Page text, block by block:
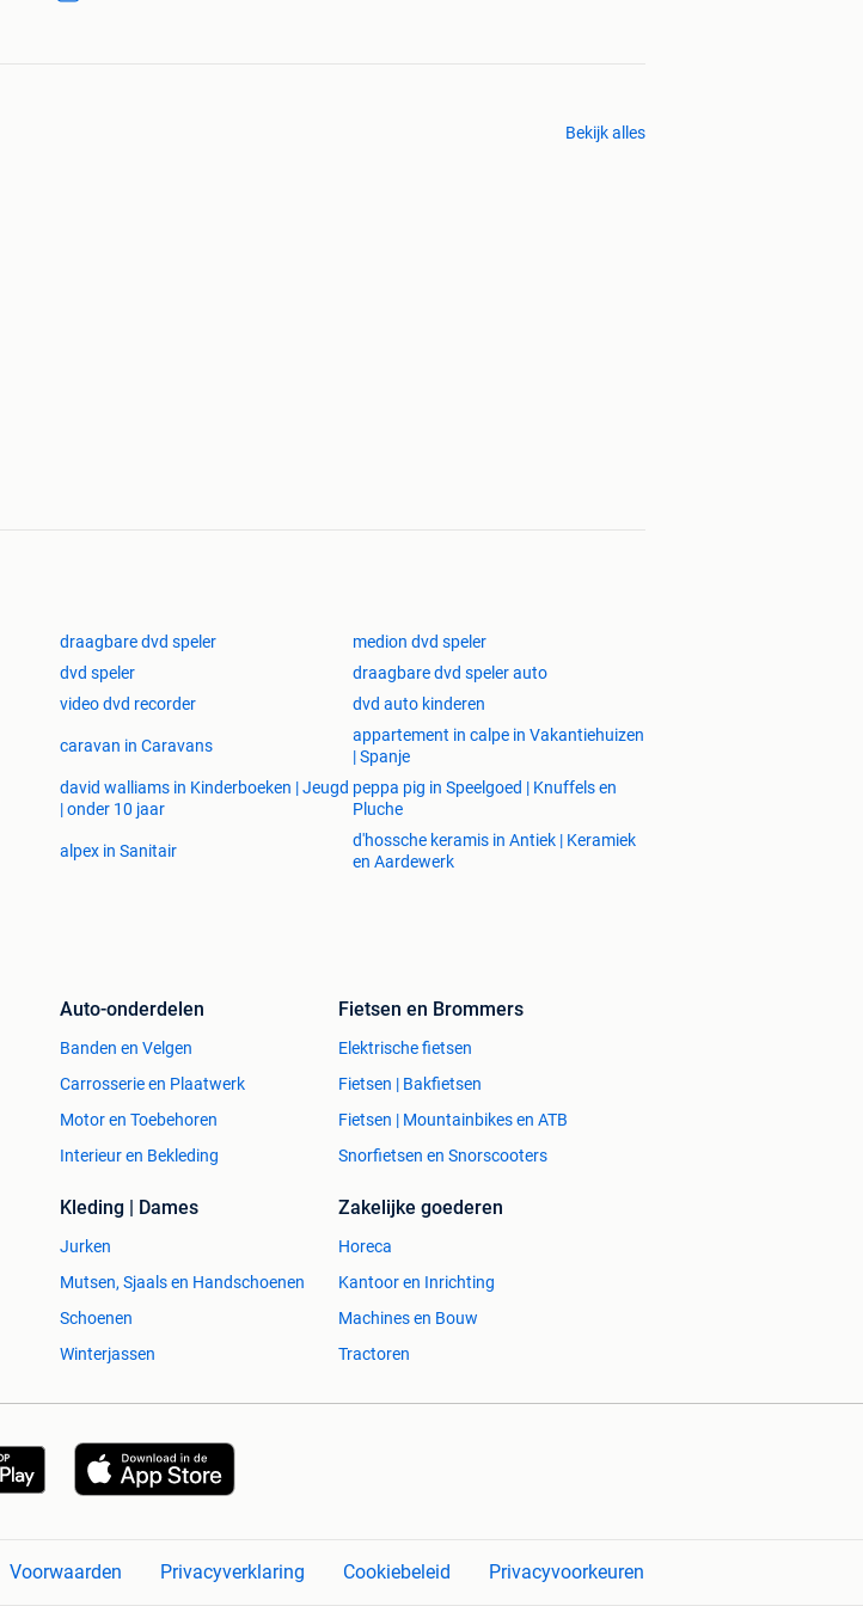
Bekijk alles
draagbare dvd speler
medion dvd speler
dvd speler
draagbare dvd speler auto
video dvd recorder dvd auto kinderen
caravan in Caravans
appartement in calpe in Vakantiehuizen
| Spanje
david walliams in Kinderboeken | Jeugd
| onder 10 jaar
peppa pig in Speelgoed | Knuffels en
Pluche
alpex in Sanitair
d'hossche keramis in Antiek | Keramiek
en Aardewerk
Auto-onderdelen
Banden en Velgen
Carrosserie en Plaatwerk
Motor en Toebehoren
Interieur en Bekleding
Fietsen en Brommers
Elektrische fietsen
Fietsen | Bakfietsen
Fietsen | Mountainbikes en ATB
Snorfietsen en Snorscooters
Kleding | Dames
Jurken
Mutsen, Sjaals en Handschoenen
Schoenen
Winterjassen
Zakelijke goederen
Horeca
Kantoor en Inrichting
Machines en Bouw
Tractoren
Voorwaarden Privacyverklaring Cookiebeleid Privacyvoorkeuren